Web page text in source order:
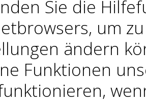
Sie die
um
ändern
Funktionen